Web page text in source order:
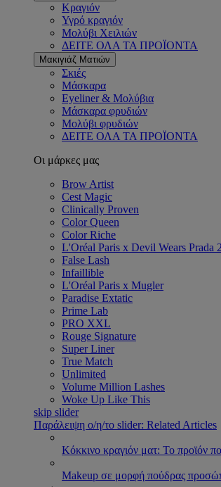
Κραγιόν
Υγρό κραγιόν
Μολύβι Χειλιών
ΔΕΙΤΕ ΟΛΑ ΤΑ ΠΡΟΪΟΝΤΑ
Μακιγιάζ Ματιών
Σκιές
Μάσκαρα
Eyeliner & Μολύβια
Μάσκαρα φρυδιών
Μολύβι φρυδιών
ΔΕΙΤΕ ΟΛΑ ΤΑ ΠΡΟΪΟΝΤΑ
Οι μάρκες μας
Brow Artist
Cest Magic
Clinically Proven
Color Queen
Color Riche
L'Oréal Paris x Devil Wears Prada 2
False Lash
Infaillible
L'Oréal Paris x Mugler
Paradise Extatic
Prime Lab
PRO XXL
Rouge Signature
Super Liner
True Match
Unlimited
Volume Million Lashes
Woke Up Like This
skip slider
Παράλειψη ο/η/το slider: Related Articles
Κόκκινο κραγιόν ματ: Το προϊόν
Makeup σε μορφή πούδρας